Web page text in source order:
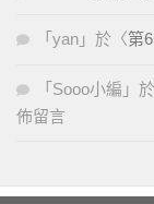
「 yan 」於〈第
「 Sooo小編 」
佈留言